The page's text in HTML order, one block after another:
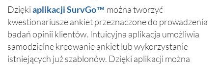
Dziękiaplikacji SurvGo™ można tworzyć
kwestionariusze ankiet przeznaczone do prowadzenia
badań opinii klientów. Intuicyjna aplikacja umożliwia
samodzielne kreowanie ankiet lub wykorzystanie
istniejących już szablonów. Dzięki aplikacji można